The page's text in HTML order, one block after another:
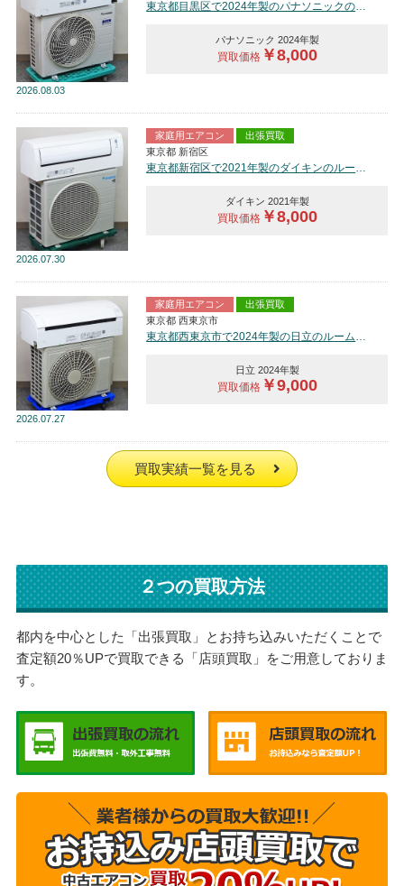
2026 08.03
東京都目黒区で2024年製のパナソニックのルームエアコン【中古品】を買取しました。
パナソニック 2024年製
買取価格￥8,000
2026 07.30
家庭用エアコン
出張買取
東京都 新宿区
ダイキン 2021年製
買取価格￥8,000
2026 07.27
家庭用エアコン
出張買取
東京都 西東京市
日立 2024年製
買取価格￥9,000
買取実績一覧を見る
２つの買取方法
都内を中心とした「出張買取」とお持ち込みいただくことで
査定額20％UPで買取できる「店頭買取」をご用意しておりま
す。